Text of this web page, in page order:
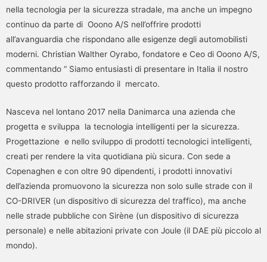
nella tecnologia per la sicurezza stradale, ma anche un impegno
continuo da parte di Ooono A/S nell’offrire prodotti
all’avanguardia che rispondano alle esigenze degli automobilisti
moderni. Christian Walther Oyrabo, fondatore e Ceo di Ooono A/S,
commentando “ Siamo entusiasti di presentare in Italia il nostro
questo prodotto rafforzando il mercato.
Nasceva nel lontano 2017 nella Danimarca una azienda che
progetta e sviluppa la tecnologia intelligenti per la sicurezza.
Progettazione e nello sviluppo di prodotti tecnologici intelligenti,
creati per rendere la vita quotidiana più sicura. Con sede a
Copenaghen e con oltre 90 dipendenti, i prodotti innovativi
dell’azienda promuovono la sicurezza non solo sulle strade con il
CO-DRIVER (un dispositivo di sicurezza del traffico), ma anche
nelle strade pubbliche con Sirène (un dispositivo di sicurezza
personale) e nelle abitazioni private con Joule (il DAE più piccolo al
mondo).